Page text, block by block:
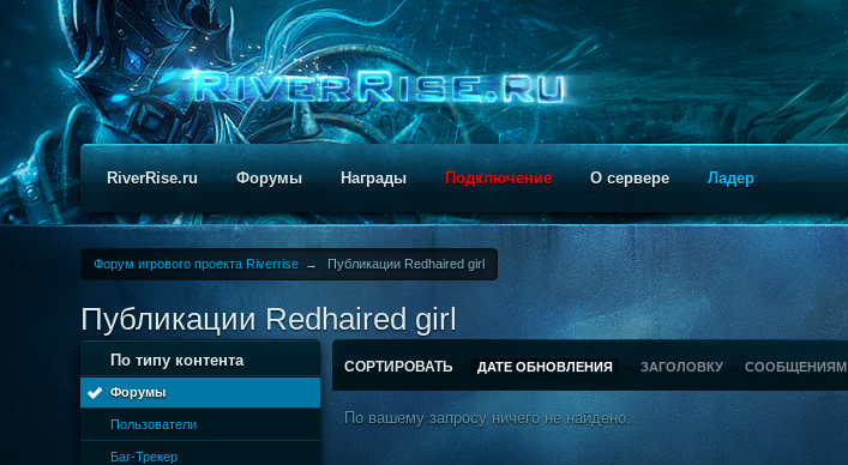
RiverRise.ru Форумы Награды Подключение О сервере Ладер
Форум игрового проекта Riverrise → Публикации Redhaired girl
Публикации Redhaired girl
По типу контента
Форумы
Пользователи
Баг-Трекер
СОРТИРОВАТЬ ДАТЕ ОБНОВЛЕНИЯ ЗАГОЛОВКУ СООБЩЕНИЯМ
По вашему запросу ничего не найдено.